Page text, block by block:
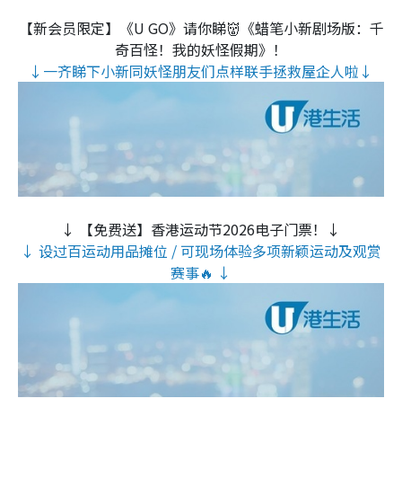
【新会员限定】《U GO》请你睇👹《蜡笔小新剧场版：千
奇百怪！我的妖怪假期》！
↓一齐睇下小新同妖怪朋友们点样联手拯救屋企人啦↓
↓ 【免费送】香港运动节2026电子门票！↓
↓ 设过百运动用品摊位 / 可现场体验多项新颖运动及观赏
赛事🔥 ↓